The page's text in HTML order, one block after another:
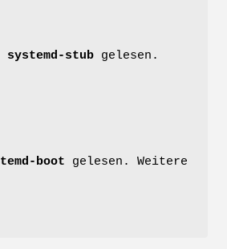
systemd-stub gelesen.
boot gelesen. Weitere